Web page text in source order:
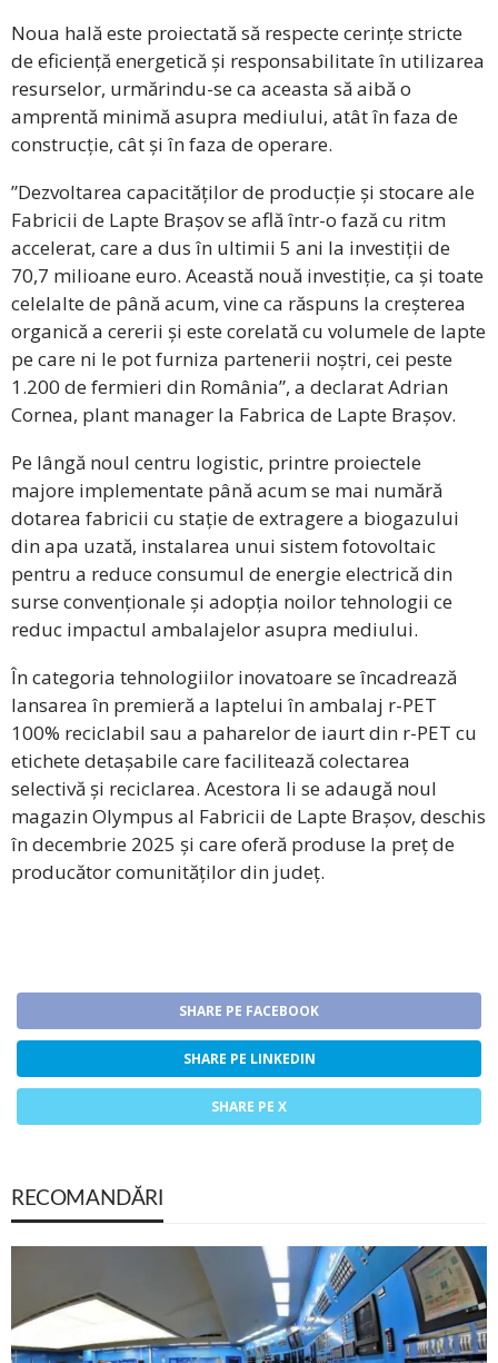
Noua hală este proiectată să respecte cerințe stricte
de eficiență energetică și responsabilitate în utilizarea
resurselor, urmărindu-se ca aceasta să aibă o
amprentă minimă asupra mediului, atât în faza de
construcție, cât și în faza de operare.
”Dezvoltarea capacităților de producție și stocare ale
Fabricii de Lapte Brașov se află într-o fază cu ritm
accelerat, care a dus în ultimii 5 ani la investiții de
70,7 milioane euro. Această nouă investiție, ca și toate
celelalte de până acum, vine ca răspuns la creșterea
organică a cererii și este corelată cu volumele de lapte
pe care ni le pot furniza partenerii noștri, cei peste
1.200 de fermieri din România”, a declarat Adrian
Cornea, plant manager la Fabrica de Lapte Brașov.
Pe lângă noul centru logistic, printre proiectele
majore implementate până acum se mai numără
dotarea fabricii cu stație de extragere a biogazului
din apa uzată, instalarea unui sistem fotovoltaic
pentru a reduce consumul de energie electrică din
surse convenționale și adopția noilor tehnologii ce
reduc impactul ambalajelor asupra mediului.
În categoria tehnologiilor inovatoare se încadrează
lansarea în premieră a laptelui în ambalaj r-PET
100% reciclabil sau a paharelor de iaurt din r-PET cu
etichete detașabile care facilitează colectarea
selectivă și reciclarea. Acestora li se adaugă noul
magazin Olympus al Fabricii de Lapte Brașov, deschis
în decembrie 2025 și care oferă produse la preț de
producător comunităților din județ.
SHARE PE FACEBOOK
SHARE PE LINKEDIN
SHARE PE X
RECOMANDĂRI